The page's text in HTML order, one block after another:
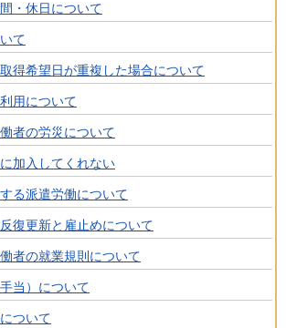
・休日について
て
得希望日が重複した場合について
用について
者の労災について
加入してくれない
る派遣労働について
復更新と雇止めについて
者の就業規則について
当）について
ついて